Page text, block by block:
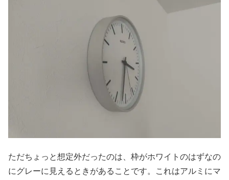
ただちょっと想定外だったのは、枠がホワイトのはずなの
にグレーに見えるときがあることです。これはアルミにマ